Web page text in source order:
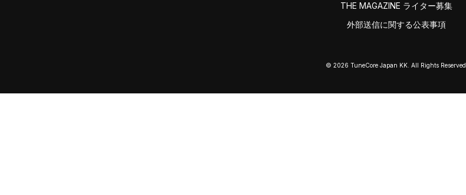
THE MAGAZINE ライター募集
外部送信に関する公表事項
© 2026 TuneCore Japan KK. All Rights Reserved.